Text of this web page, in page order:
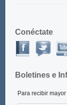
Conéctate
Boletines e
Para recibir